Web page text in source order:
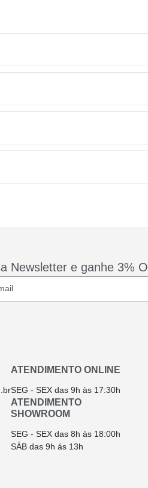
comprar na página de produto
ser calculado o custo de
seu pedido recomendamos
Newsletter e ganhe 3%
ATENDIMENTO ONLINE
SEG - SEX das 9h às 17:30h
ATENDIMENTO
SHOWROOM
SEG - SEX das 8h às 18:00h
SÁB das 9h ás 13h